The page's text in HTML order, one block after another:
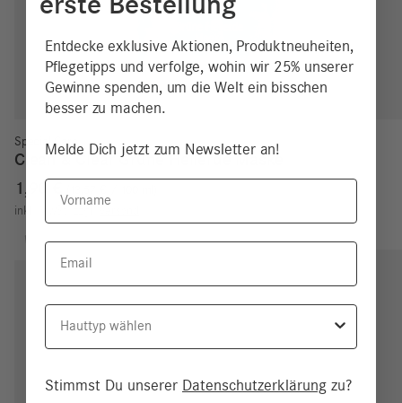
Special Care
Clean & Clear Grüne Heilerde Maske
1,90
inkl. MwSt.
Entdecke exklusive Aktionen, Produktneuheiten,
Pflegetipps und verfolge, wohin wir 25% unserer
Gewinne spenden, um die Welt ein bisschen
besser zu machen.
Melde Dich jetzt zum Newsletter an!
Vorname
Email
Hauttyp
Stimmst Du unserer Datenschutzerklärung zu?